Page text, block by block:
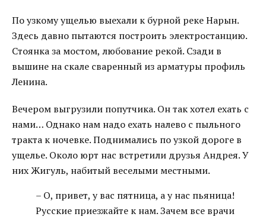
По узкому ущелью выехали к бурной реке Нарын.
Здесь давно пытаются построить электростанцию.
Стоянка за мостом, любование рекой. Сзади в
вышине на скале сваренный из арматуры профиль
Ленина.
Вечером выгрузили попутчика. Он так хотел ехать с
нами… Однако нам надо ехать налево с пыльного
тракта к ночевке. Поднимались по узкой дороге в
ущелье. Около юрт нас встретили друзья Андрея. У
них Жигуль, набитый веселыми местными.
– О, привет, у вас пятница, а у нас пьяница!
Русские приезжайте к нам. Зачем все врачи